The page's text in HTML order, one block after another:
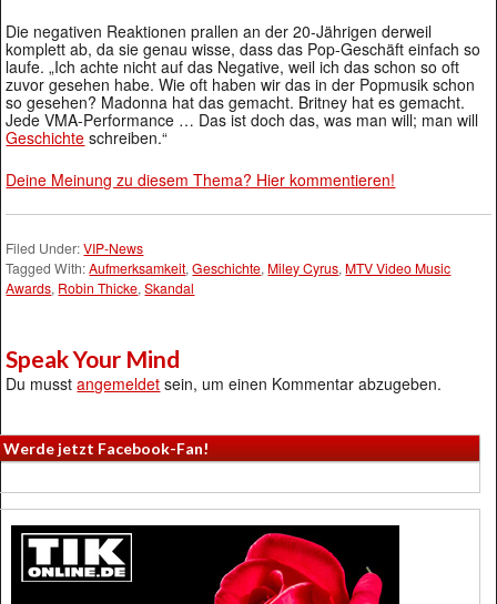
Die negativen Reaktionen prallen an der 20-Jährigen derweil
komplett ab, da sie genau wisse, dass das Pop-Geschäft einfach so
laufe. „Ich achte nicht auf das Negative, weil ich das schon so oft
zuvor gesehen habe. Wie oft haben wir das in der Popmusik schon
so gesehen? Madonna hat das gemacht. Britney hat es gemacht.
Jede VMA-Performance … Das ist doch das, was man will; man will
Geschichte schreiben.“
Deine Meinung zu diesem Thema? Hier kommentieren!
Filed Under:VIP-News
Tagged With:Aufmerksamkeit,Geschichte, Miley Cyrus, MTV Video Music
Awards, Robin Thicke,Skandal
Speak Your Mind
Du musstangemeldet sein, um einen Kommentar abzugeben.
Werde jetzt Facebook-Fan!